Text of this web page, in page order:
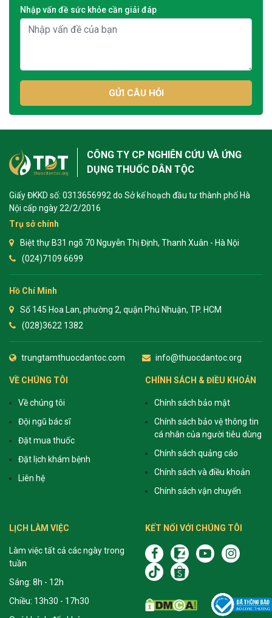
Nhập vấn đề sức khỏe cần giải đáp
GỬI CÂU HỎI
CÔNG TY CP NGHIÊN CỨU VÀ ỨNG
DỤNG THUỐC DÂN TỘC
Giấy ĐKKD số: 0313656992 do Sở kế hoạch đầu tư thành phố Hà
Nội cấp ngày 22/2/2016
Trụ sở chính
Biệt thự B31 ngõ 70 Nguyễn Thị Định, Thanh Xuân - Hà Nội
(024)7109 6699
Hồ Chí Minh
Số 145 Hoa Lan, phường 2, quận Phú Nhuận, TP. HCM
(028)3622 1382
trungtamthuocdantoc.com info@thuocdantoc.org
VỀ CHÚNG TÔI
Về chúng tôi
Đội ngũ bác sĩ
Đặt mua thuốc
Đặt lịch khám bệnh
Liên hệ
CHÍNH SÁCH & ĐIỀU KHOẢN
Chính sách bảo mật
Chính sách bảo vệ thông tin
cá nhân của người tiêu dùng
Chính sách quảng cáo
Chính sách và điều khoản
Chính sách vận chuyển
LỊCH LÀM VIỆC
Làm việc tất cả các ngày trong
tuần
Sáng: 8h - 12h
Chiều: 13h30 - 17h30
KẾT NỐI VỚI CHÚNG TÔI